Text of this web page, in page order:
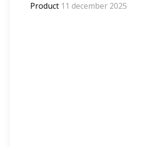
Product 11 december 2025